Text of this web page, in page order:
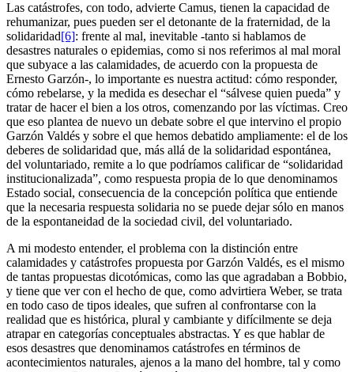
Las catástrofes, con todo, advierte Camus, tienen la capacidad de
rehumanizar, pues pueden ser el detonante de la fraternidad, de la
solidaridad[6]: frente al mal, inevitable -tanto si hablamos de
desastres naturales o epidemias, como si nos referimos al mal moral
que subyace a las calamidades, de acuerdo con la propuesta de
Ernesto Garzón-, lo importante es nuestra actitud: cómo responder,
cómo rebelarse, y la medida es desechar el “sálvese quien pueda” y
tratar de hacer el bien a los otros, comenzando por las víctimas. Creo
que eso plantea de nuevo un debate sobre el que intervino el propio
Garzón Valdés y sobre el que hemos debatido ampliamente: el de los
deberes de solidaridad que, más allá de la solidaridad espontánea,
del voluntariado, remite a lo que podríamos calificar de “solidaridad
institucionalizada”, como respuesta propia de lo que denominamos
Estado social, consecuencia de la concepción política que entiende
que la necesaria respuesta solidaria no se puede dejar sólo en manos
de la espontaneidad de la sociedad civil, del voluntariado.
A mi modesto entender, el problema con la distinción entre
calamidades y catástrofes propuesta por Garzón Valdés, es el mismo
de tantas propuestas dicotómicas, como las que agradaban a Bobbio,
y tiene que ver con el hecho de que, como advirtiera Weber, se trata
en todo caso de tipos ideales, que sufren al confrontarse con la
realidad que es histórica, plural y cambiante y difícilmente se deja
atrapar en categorías conceptuales abstractas. Y es que hablar de
esos desastres que denominamos catástrofes en términos de
acontecimientos naturales, ajenos a la mano del hombre, tal y como